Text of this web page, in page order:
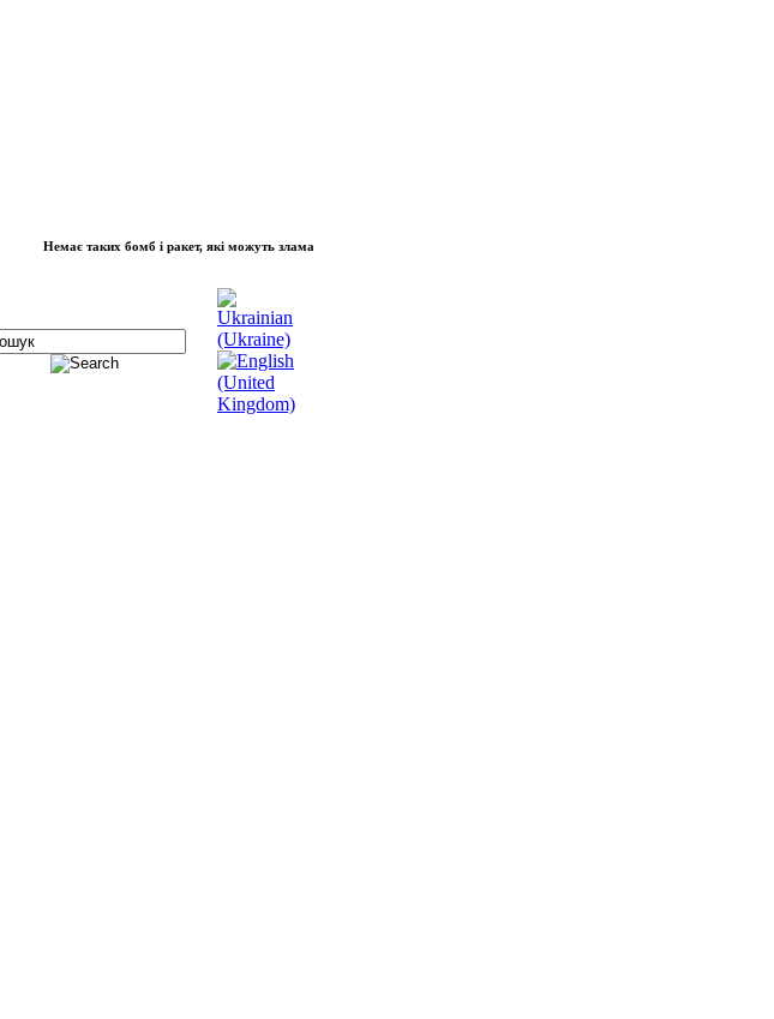
Немає таких бомб і ракет, які можуть зламати волю народу, - Президент України Володимир Зеленський